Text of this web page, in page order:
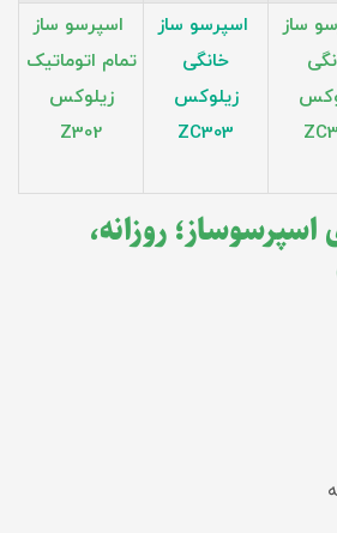
ساز
اسپرسو ساز
خانگی
زیلوکس
ZC303
اسپرسو ساز
تمام اتوماتیک
زیلوکس
Z302
روزانه،